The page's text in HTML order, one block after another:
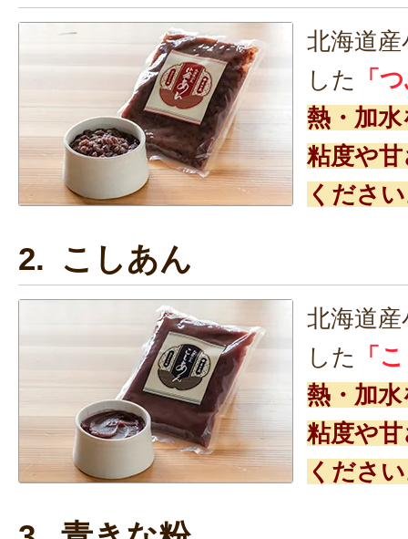
北海道
した
「
熱・加
粘度や
くださ
2. こしあん
北海道
した
「
熱・加
粘度や
くださ